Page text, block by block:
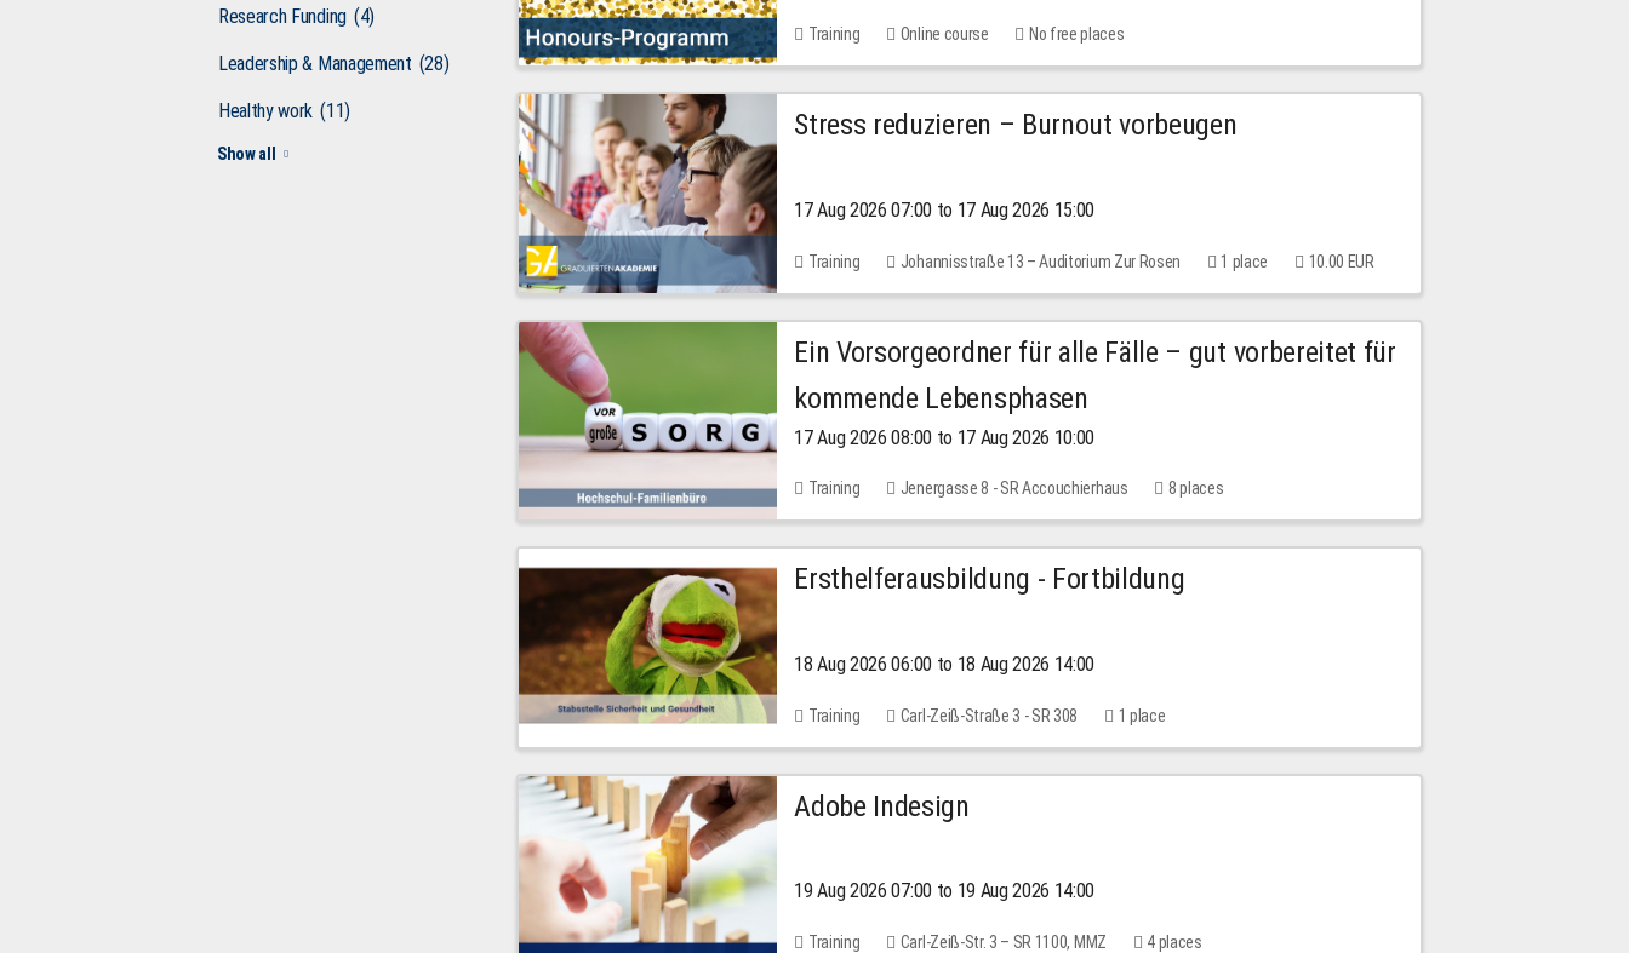
Research Funding (4)
Leadership & Management (28)
Healthy work (11)
Show all
Training Online course No free places
Stress reduzieren – Burnout vorbeugen
17 Aug 2026 07:00 to 17 Aug 2026 15:00
Training Johannisstraße 13 – Auditorium Zur Rosen 1 place 10.00 EUR
Ein Vorsorgeordner für alle Fälle – gut vorbereitet für
kommende Lebensphasen
17 Aug 2026 08:00 to 17 Aug 2026 10:00
Training Jenergasse 8 - SR Accouchierhaus 8 places
Ersthelferausbildung - Fortbildung
18 Aug 2026 06:00 to 18 Aug 2026 14:00
Training Carl-Zeiß-Straße 3 - SR 308 1 place
Adobe Indesign
19 Aug 2026 07:00 to 19 Aug 2026 14:00
Training Carl-Zeiß-Str. 3 – SR 1100, MMZ 4 places